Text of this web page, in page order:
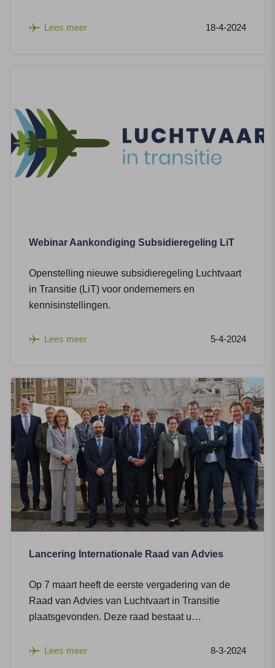
Lees meer 18-4-2024
Webinar Aankondiging Subsidieregeling LiT
Openstelling nieuwe subsidieregeling Luchtvaart
in Transitie (LiT) voor ondernemers en
kennisinstellingen.
Lees meer 5-4-2024
Lancering Internationale Raad van Advies
Op 7 maart heeft de eerste vergadering van de
Raad van Advies van Luchtvaart in Transitie
plaatsgevonden. Deze raad bestaat u…
Lees meer 8-3-2024